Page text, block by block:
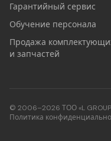
Гарантийный сервис
Обучение персонала
Продажа
и запчастей
© 2006–2026 ТОО «L
Политика